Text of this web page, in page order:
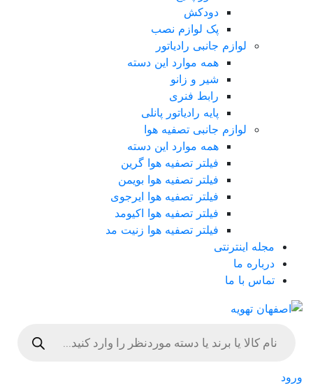
دودکش
پک لوازم نصب
لوازم جانبی رادیاتور
همه موارد این دسته
شیر و زانو
رابط فنری
پایه رادیاتور پانلی
لوازم جانبی تصفیه هوا
همه موارد این دسته
فیلتر تصفیه هوا گرین
فیلتر تصفیه هوا بویمن
فیلتر تصفیه هوا ایرجوی
فیلتر تصفیه هوا اکیومد
فیلتر تصفیه هوا زنیت مد
مجله اینترنتی
درباره ما
تماس با ما
search
ورود